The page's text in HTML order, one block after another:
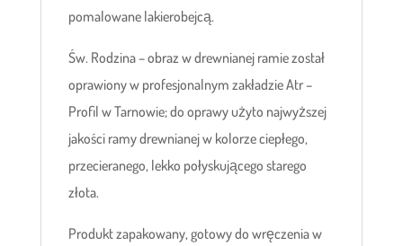
pomalowane lakierobejcą.
Św. Rodzina – obraz w drewnianej ramie został
oprawiony w profesjonalnym zakładzie Atr –
Profil w Tarnowie; do oprawy użyto najwyższej
jakości ramy drewnianej w kolorze ciepłego,
przecieranego, lekko połyskującego starego
złota.
Produkt zapakowany, gotowy do wręczenia w